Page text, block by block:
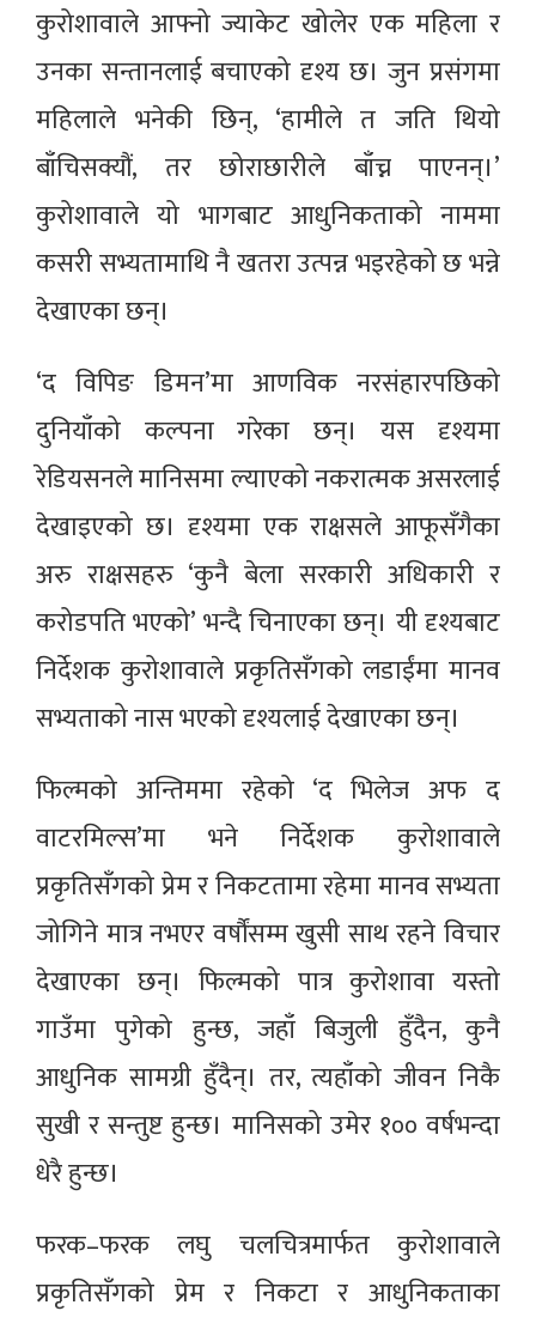
कुरोशावाले आफ्नो ज्याकेट खोलेर एक महिला र
उनका सन्तानलाई बचाएको दृश्य छ। जुन प्रसंगमा
महिलाले भनेकी छिन्, ‘हामीले त जति थियो
बाँचिसक्यौं, तर छोराछारीले बाँच्न पाएनन्।’
कुरोशावाले यो भागबाट आधुनिकताको नाममा
कसरी सभ्यतामाथि नै खतरा उत्पन्न भइरहेको छ भन्ने
देखाएका छन्।
‘द विपिङ डिमन’मा आणविक नरसंहारपछिको
दुनियाँको कल्पना गरेका छन्। यस दृश्यमा
रेडियसनले मानिसमा ल्याएको नकरात्मक असरलाई
देखाइएको छ। दृश्यमा एक राक्षसले आफूसँगैका
अरु राक्षसहरु ‘कुनै बेला सरकारी अधिकारी र
करोडपति भएको’ भन्दै चिनाएका छन्। यी दृश्यबाट
निर्देशक कुरोशावाले प्रकृतिसँगको लडाईंमा मानव
सभ्यताको नास भएको दृश्यलाई देखाएका छन्।
फिल्मको अन्तिममा रहेको ‘द भिलेज अफ द
वाटरमिल्स’मा भने निर्देशक कुरोशावाले
प्रकृतिसँगको प्रेम र निकटतामा रहेमा मानव सभ्यता
जोगिने मात्र नभएर वर्षौंसम्म खुसी साथ रहने विचार
देखाएका छन्। फिल्मको पात्र कुरोशावा यस्तो
गाउँमा पुगेको हुन्छ, जहाँ बिजुली हुँदैन, कुनै
आधुनिक सामग्री हुँदैन्। तर, त्यहाँको जीवन निकै
सुखी र सन्तुष्ट हुन्छ। मानिसको उमेर १०० वर्षभन्दा
धेरै हुन्छ।
फरक–फरक लघु चलचित्रमार्फत कुरोशावाले
प्रकृतिसँगको प्रेम र निकटा र आधुनिकताका